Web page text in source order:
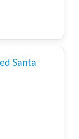
Santa